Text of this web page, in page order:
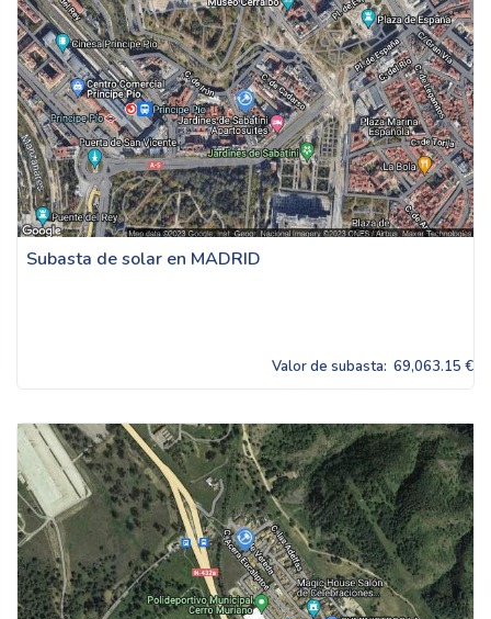
Subasta de solar en MADRID
Valor de subasta: 69,063.15 €